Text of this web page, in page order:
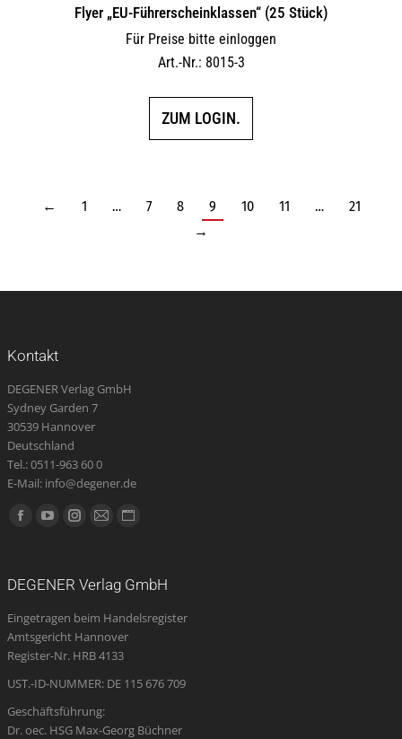
Flyer „EU-Führerscheinklassen“ (25 Stück)
Für Preise bitte einloggen
Art.-Nr.: 8015-3
ZUM LOGIN.
← 1 … 7 8 9 10 11 …
21
→
Kontakt
DEGENER Verlag GmbH
Sydney Garden 7
30539 Hannover
Deutschland
Tel.: 0511-963 60 0
E-Mail: info@degener.de
Finden Sie uns auf:
Facebook
in
new
window
YouTube
in
new
window
Instagram
in
new
window
E-
opens
in
new
window
Website
in
new
DEGENER Verlag GmbH
Eingetragen beim Handelsregister
Amtsgericht Hannover
Register-Nr. HRB 4133
UST.-ID-NUMMER: DE 115 676 709
Geschäftsführung:
Dr. oec. HSG Max-Georg Büchner